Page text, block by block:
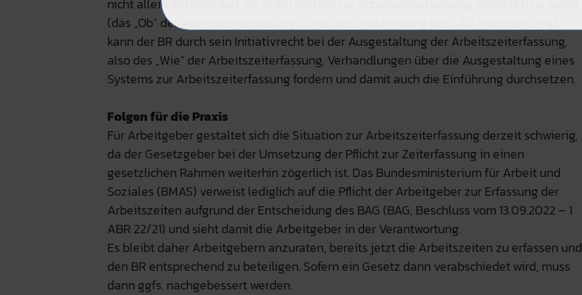
nicht allein entscheiden, ob er ein System zur Arbeitszeiterfassung einführt bzw. wann
(das „Ob“ der Arbeitszeiterfassung“). Wie die Entscheidung des LAG München zeigt,
kann der BR durch sein Initiativrecht bei der Ausgestaltung der Arbeitszeiterfassung,
also des „Wie“ der Arbeitszeiterfassung, Verhandlungen über die Ausgestaltung eines
Systems zur Arbeitszeiterfassung fordern und damit auch die Einführung durchsetzen.
Folgen für die Praxis
Für Arbeitgeber gestaltet sich die Situation zur Arbeitszeiterfassung derzeit schwierig,
da der Gesetzgeber bei der Umsetzung der Pflicht zur Zeiterfassung in einen
gesetzlichen Rahmen weiterhin zögerlich ist. Das Bundesministerium für Arbeit und
Soziales (BMAS) verweist lediglich auf die Pflicht der Arbeitgeber zur Erfassung der
Arbeitszeiten aufgrund der Entscheidung des BAG (BAG, Beschluss vom 13.09.2022 – 1
ABR 22/21) und sieht damit die Arbeitgeber in der Verantwortung.
Es bleibt daher Arbeitgebern anzuraten, bereits jetzt die Arbeitszeiten zu erfassen und
den BR entsprechend zu beteiligen. Sofern ein Gesetz dann verabschiedet wird, muss
dann ggfs. nachgebessert werden.